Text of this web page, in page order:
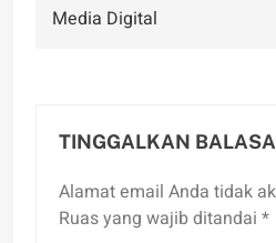
Media Digital
TINGGALKAN
Alamat email Anda tidak
Ruas yang wajib ditandai *